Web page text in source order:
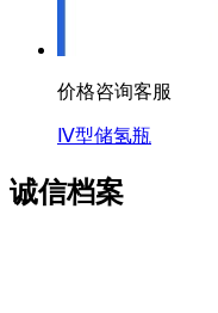
价格咨询客服
Ⅳ型储氢瓶
诚信档案